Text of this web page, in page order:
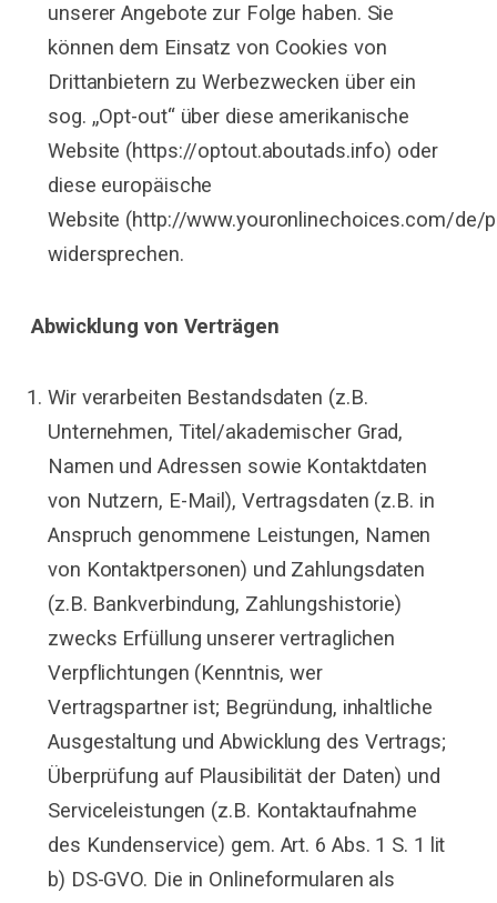
unserer Angebote zur Folge haben. Sie
können dem Einsatz von Cookies von
Drittanbietern zu Werbezwecken über ein
sog. „Opt-out“ über diese amerikanische
Website (https://optout.aboutads.info) oder
diese europäische
Website (http://www.youronlinechoices.com/de/
widersprechen.
Abwicklung von Verträgen
Wir verarbeiten Bestandsdaten (z.B.
Unternehmen, Titel/akademischer Grad,
Namen und Adressen sowie Kontaktdaten
von Nutzern, E-Mail), Vertragsdaten (z.B. in
Anspruch genommene Leistungen, Namen
von Kontaktpersonen) und Zahlungsdaten
(z.B. Bankverbindung, Zahlungshistorie)
zwecks Erfüllung unserer vertraglichen
Verpflichtungen (Kenntnis, wer
Vertragspartner ist; Begründung, inhaltliche
Ausgestaltung und Abwicklung des Vertrags;
Überprüfung auf Plausibilität der Daten) und
Serviceleistungen (z.B. Kontaktaufnahme
des Kundenservice) gem. Art. 6 Abs. 1 S. 1 lit
b) DS-GVO. Die in Onlineformularen als